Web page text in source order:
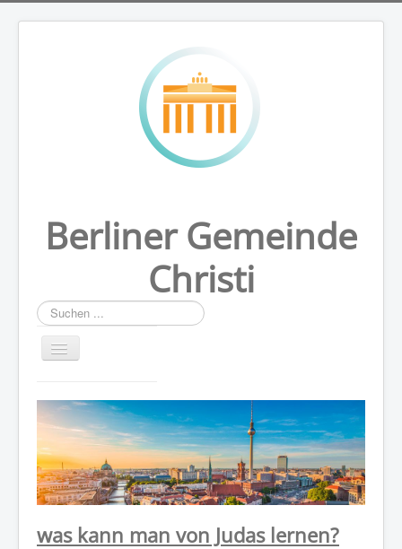
Berliner Gemeinde
Christi
Suchen
...
WER WIR SIND
GOTTESDIENST
PREDIGTEN
KONTAKT
was kann man von Judas lernen?